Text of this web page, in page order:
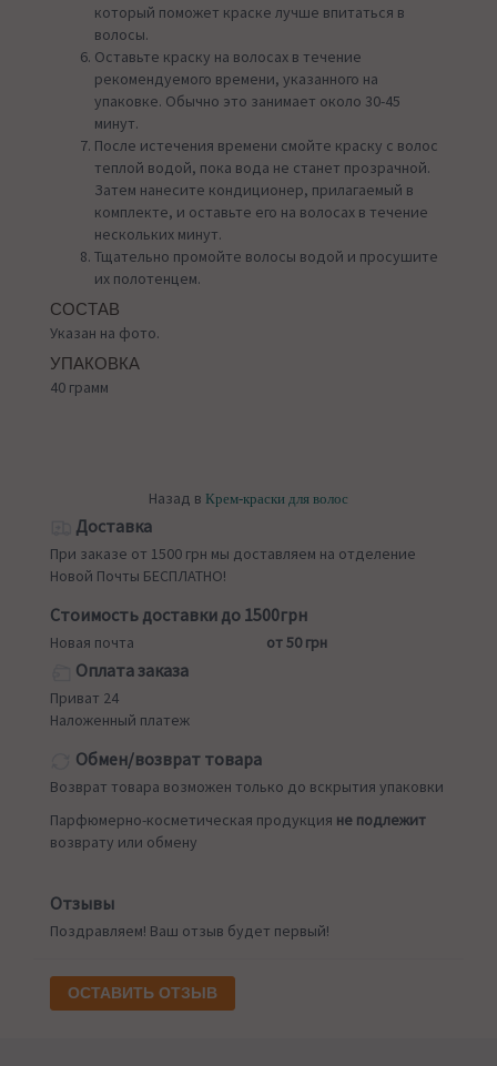
который поможет краске лучше впитаться в
волосы.
Оставьте краску на волосах в течение
рекомендуемого времени, указанного на
упаковке. Обычно это занимает около 30-45
минут.
После истечения времени смойте краску с волос
теплой водой, пока вода не станет прозрачной.
Затем нанесите кондиционер, прилагаемый в
комплекте, и оставьте его на волосах в течение
нескольких минут.
Тщательно промойте волосы водой и просушите
их полотенцем.
СОСТАВ
Указан на фото.
УПАКОВКА
40 грамм
Назад в Крем-краски для волос
Доставка
При заказе от 1500 грн мы доставляем на отделение
Новой Почты БЕСПЛАТНО!
Стоимость доставки до 1500грн
Новая почта от 50 грн
Оплата заказа
Приват 24
Наложенный платеж
Обмен/возврат товара
Возврат товара возможен только до вскрытия упаковки
Парфюмерно-косметическая продукция не подлежит
возврату или обмену
Отзывы
Поздравляем! Ваш отзыв будет первый!
ОСТАВИТЬ ОТЗЫВ